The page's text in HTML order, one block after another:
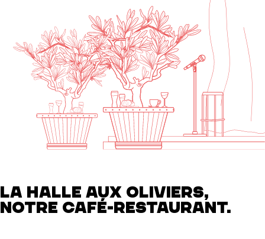
LA HALLE AUX OLIVIERS,
NOTRE CAFÉ-RESTAURANT.